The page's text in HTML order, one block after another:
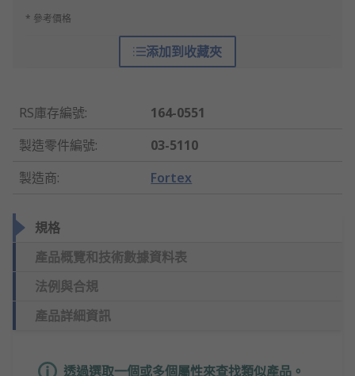
* 參考價格
添加到收藏夾
RS庫存編號:
164-0551
製造零件編號:
03-5110
製造商: Fortex
規格
產品概覽和技術數據資料表
法例與合規
產品詳細資訊
透過選取一個或多個屬性來查找類似產品。